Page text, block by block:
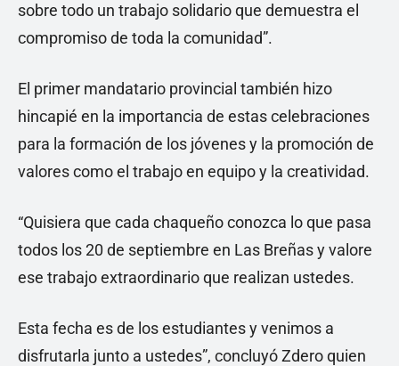
sobre todo un trabajo solidario que demuestra el
compromiso de toda la comunidad”.
El primer mandatario provincial también hizo
hincapié en la importancia de estas celebraciones
para la formación de los jóvenes y la promoción de
valores como el trabajo en equipo y la creatividad.
“Quisiera que cada chaqueño conozca lo que pasa
todos los 20 de septiembre en Las Breñas y valore
ese trabajo extraordinario que realizan ustedes.
Esta fecha es de los estudiantes y venimos a
disfrutarla junto a ustedes”, concluyó Zdero quien